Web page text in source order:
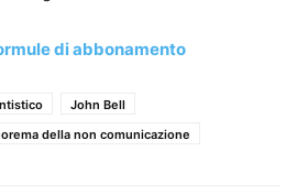
di abbonamento
John Bell
della non comunicazione